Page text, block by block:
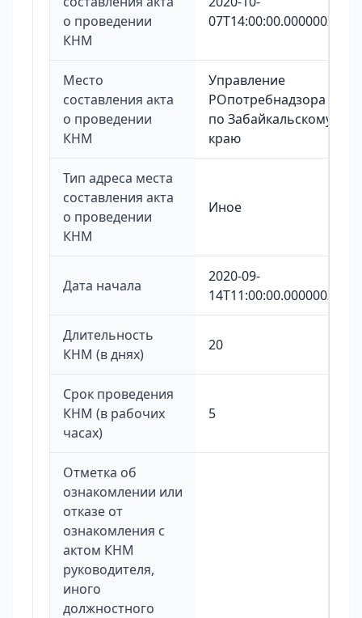
о проведении
КНМ
07T14:00:00.000000Z
Место
составления акта
о проведении
КНМ
Управление
РОпотребнадзора
по Забайкальскому
краю
Тип адреса места
составления акта
о проведении
КНМ
Иное
Дата начала
2020-09-
14T11:00:00.000000Z
Длительность
КНМ (в днях)
20
Срок проведения
КНМ (в рабочих
часах)
5
Отметка об
ознакомлении или
отказе от
ознакомления с
актом КНМ
руководителя,
иного
должностного